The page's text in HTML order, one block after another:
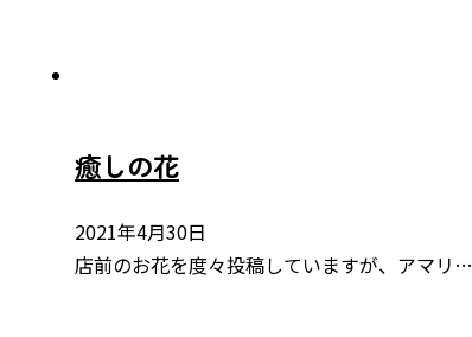
癒しの花
2021年4月30日
店前のお花を度々投稿していますが、アマリ…